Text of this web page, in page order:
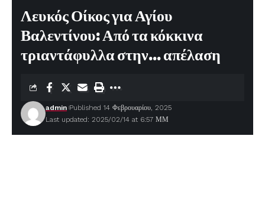
Λευκός Οίκος για Αγίου
Βαλεντίνου: Από τα κόκκινα
τριαντάφυλλα στην… απέλαση
Last updated: 2025/02/14 at 6:57 ΜΜ
admin Published 14 Φεβρουαρίου, 2025